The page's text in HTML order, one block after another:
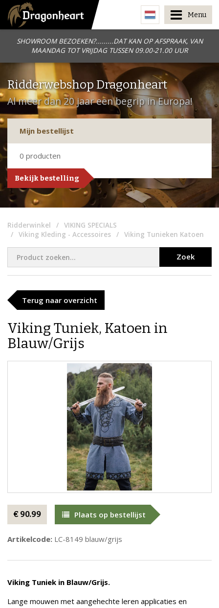
SHOWROOM BEZOEKEN?.........DAT KAN OP AFSPRAAK, VAN
MAANDAG TOT VRIJDAG TUSSEN 09.00-21.00 UUR
Menu
Ridderwebshop Dragonheart
Al meer dan 20 jaar een begrip in Europa!
Mijn bestellijst
0 producten
Bekijk bestelling
Ridderwinkel
VIKING SPECIALS
Viking Kleding - Accessoires
Viking Tunieken Katoen
Zoek
Terug naar overzicht
Viking Tuniek, Katoen in
Blauw/Grijs
€ 90.99 Plaats op bestellijst
Artikelcode: LC-8149 blauw/grijs
Viking Tuniek in Blauw/Grijs.
Lange mouwen met aangehechte leren applicaties en